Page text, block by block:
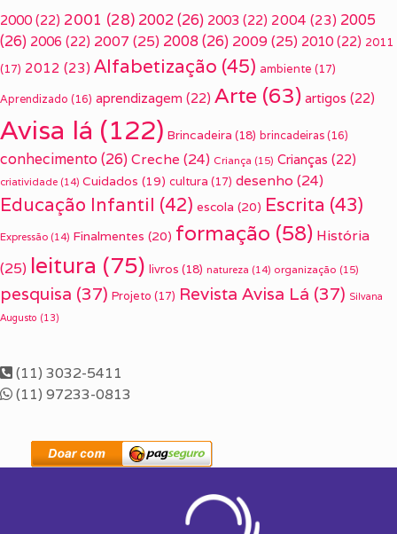
2000 (22) 2001 (28) 2002(26) 2003 (22) 2004 (23) 2005
(26) 2006 (22) 2007 (25) 2008(26) 2009(25) 2010 (22) 2011
(17) 2012 (23) Alfabetização (45) ambiente (17)
Aprendizado (16) aprendizagem (22) Arte (63) artigos (22)
Avisa lá (122) Brincadeira (18) brincadeiras (16)
conhecimento(26) Creche (24) Criança (15) Crianças (22)
criatividade (14) Cuidados (19) cultura (17) desenho (24)
Educação Infantil (42) escola (20) Escrita (43)
Expressão (14) Finalmentes (20) formação (58) História
(25) leitura (75) livros (18) natureza (14) organização (15)
pesquisa (37) Projeto (17) Revista Avisa Lá (37) Silvana
Augusto (13)
(11) 3032-5411
(11) 97233-0813